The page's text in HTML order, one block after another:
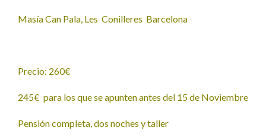
Masía Can Pala, Les Conilleres Barcelona
Precio: 260€
245€ para los que se apunten antes del 15 de Noviembre
Pensión completa, dos noches y taller